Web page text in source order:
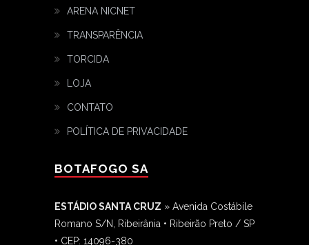
ARENA NICNET
TRANSPARÊNCIA
TORCIDA
LOJA
CONTATO
POLÍTICA DE PRIVACIDADE
BOTAFOGO SA
ESTÁDIO SANTA CRUZ » Avenida Costábile
Romano S/N, Ribeirânia • Ribeirão Preto / SP
• CEP: 14096-380